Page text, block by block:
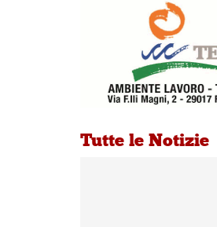
Tutte le Notizie